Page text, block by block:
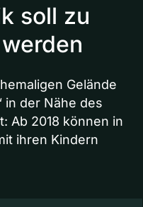
soll zu
Gelände
in der Nähe des
Ab 2018 können in
ihren Kindern